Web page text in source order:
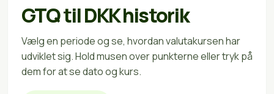
GTQ til DKK historik
Vælg en periode og se, hvordan valutakursen har
udviklet sig. Hold musen over punkterne eller tryk på
dem for at se dato og kurs.